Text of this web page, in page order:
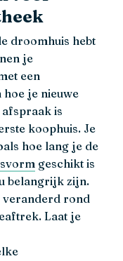
droomhuis hebt
je
een
je nieuwe
afspraak is
koophuis. Je
hoe lang je de
geschikt is
belangrijk zijn.
veranderd rond
Laat je